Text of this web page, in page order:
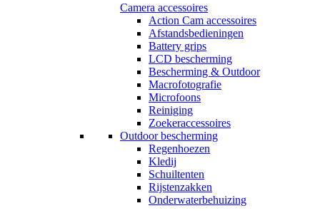
Camera accessoires
Action Cam accessoires
Afstandsbedieningen
Battery grips
LCD bescherming
Bescherming & Outdoor
Macrofotografie
Microfoons
Reiniging
Zoekeraccessoires
Outdoor bescherming
Regenhoezen
Kledij
Schuiltenten
Rijstenzakken
Onderwaterbehuizing